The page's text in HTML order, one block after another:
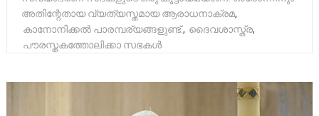
അതിന്റേതായ വ്യത്യസ്തമായ ആരാധനാക്രമ,
കാനോനിക്കൽ പാരമ്പര്യങ്ങളുണ്ട്., ദൈവശാസ്ത്ര,
പൗരസ്തകത്തോലിക്കാ സഭകൾ